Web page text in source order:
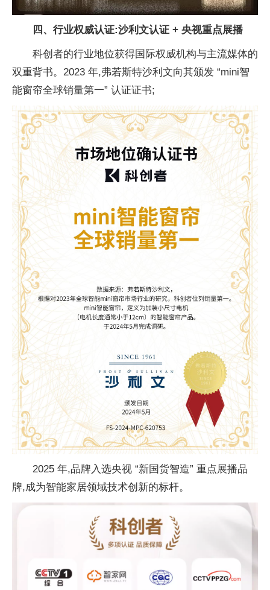
四、行业权威认证:沙利文认证 + 央视重点展播
科创者的行业地位获得国际权威机构与主流媒体的
双重背书。2023 年,弗若斯特沙利文向其颁发 “mini智
能窗帘全球销量第一” 认证证书;
2025 年,品牌入选央视 “新国货智造” 重点展播品
牌,成为智能家居领域技术创新的标杆。